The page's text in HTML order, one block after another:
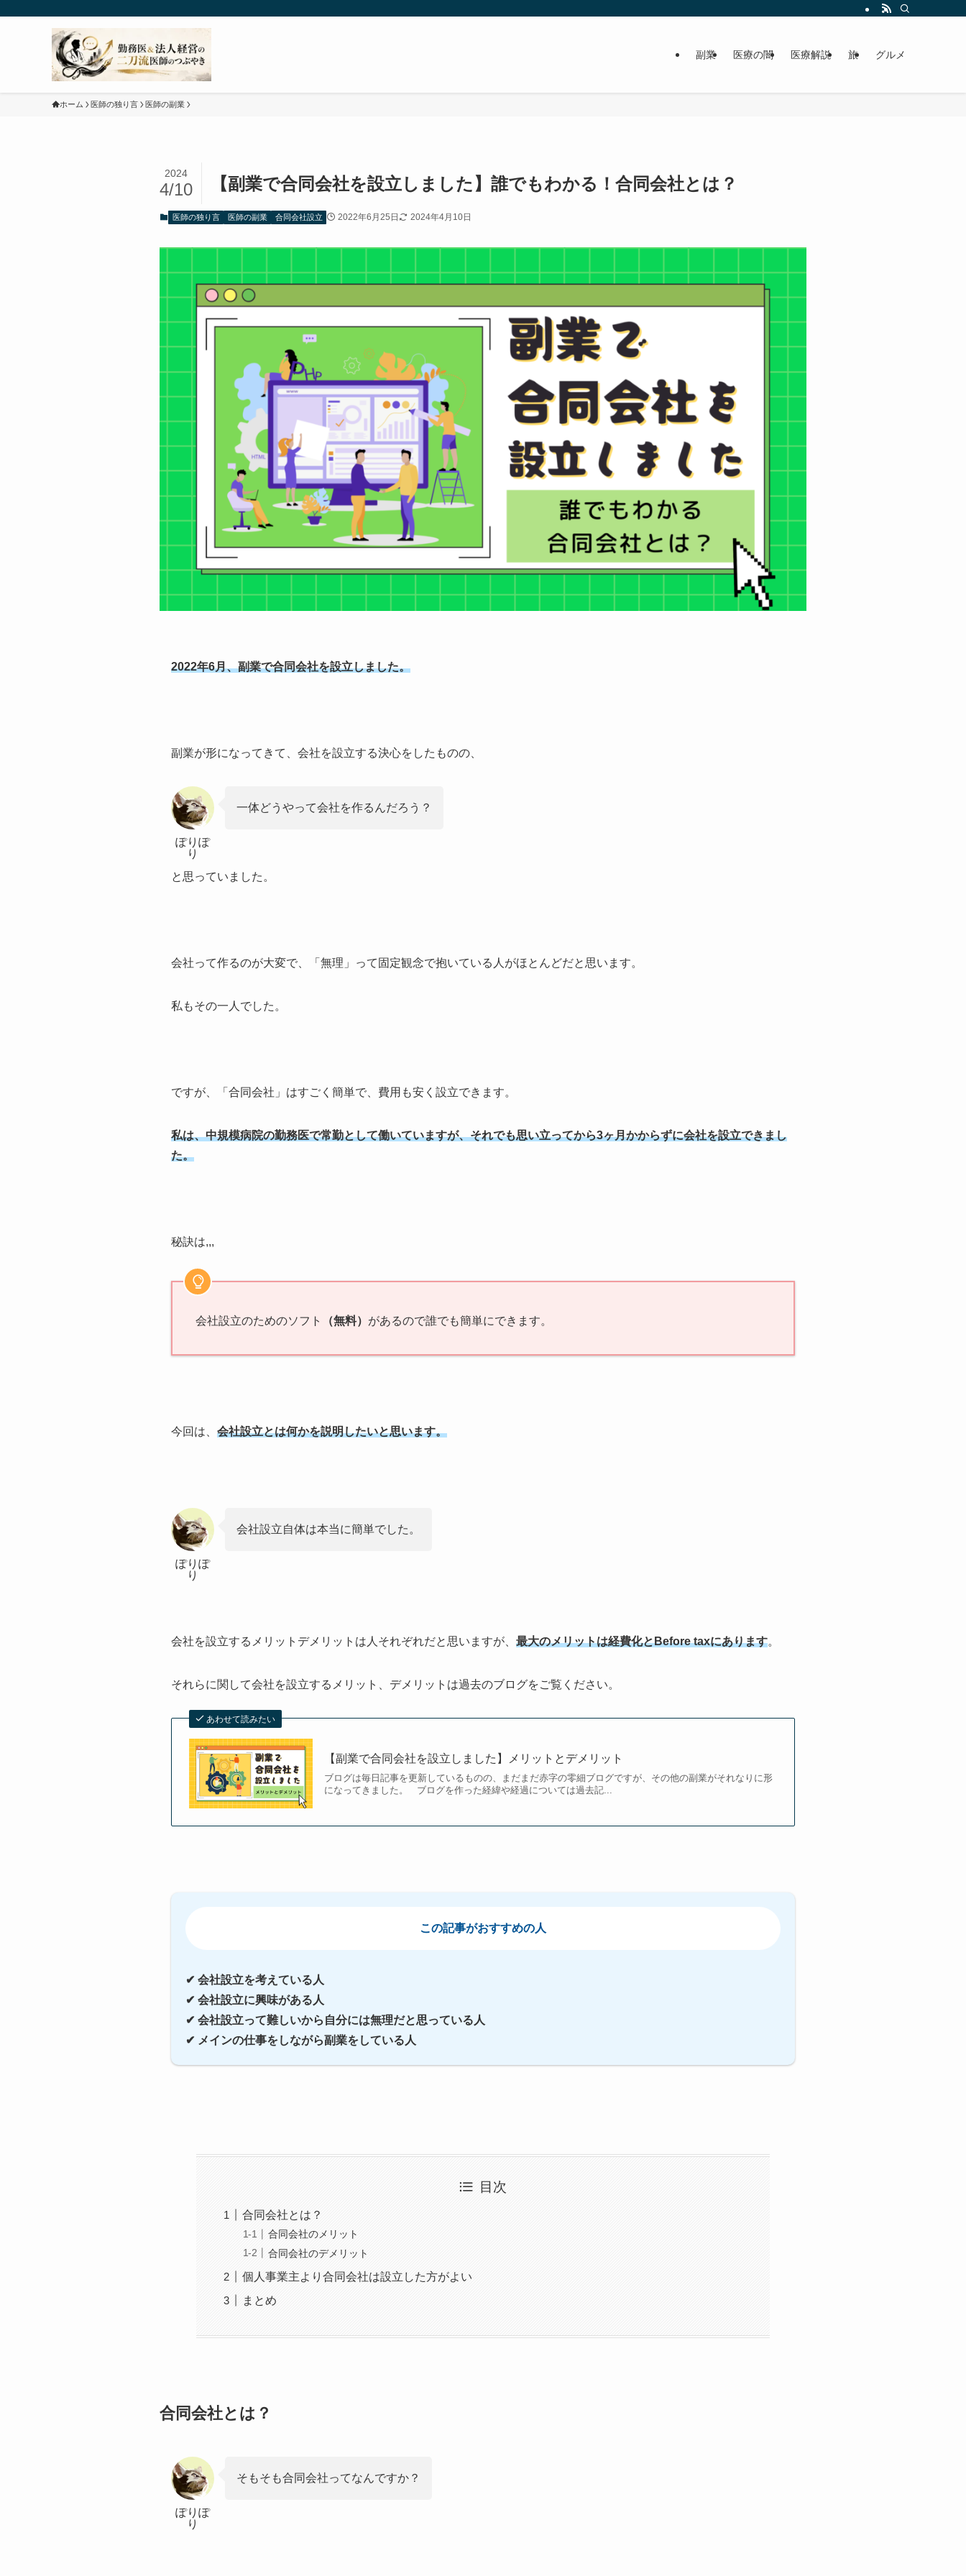
副業 医療の闇 医療解説 旅 グルメ
ホーム 医師の独り言 医師の副業
【副業で合同会社を設立しました】誰でもわかる！合同会社とは？
2024
4/10
医師の独り言 医師の副業 合同会社設立 2022年6月25日 2024年4月10日
2022年6月、副業で合同会社を設立しました。
副業が形になってきて、会社を設立する決心をしたものの、
ぽりぽ
り
一体どうやって会社を作るんだろう？
と思っていました。
会社って作るのが大変で、「無理」って固定観念で抱いている人がほとんどだと思います。
私もその一人でした。
ですが、「合同会社」はすごく簡単で、費用も安く設立できます。
私は、中規模病院の勤務医で常勤として働いていますが、それでも思い立ってから3ヶ月かからずに会社を設立できまし
た。
秘訣は,,,
会社設立のためのソフト （無料） があるので誰でも簡単にできます。
今回は、 会社設立とは何かを説明したいと思います。
ぽりぽ
り
会社設立自体は本当に簡単でした。
会社を設立するメリットデメリットは人それぞれだと思いますが、 最大のメリットは経費化とBefore taxにあります。
それらに関して会社を設立するメリット、デメリットは過去のブログをご覧ください。
あわせて読みたい
【副業で合同会社を設立しました】メリットとデメリット
ブログは毎日記事を更新しているものの、まだまだ赤字の零細ブログですが、その他の副業がそれなりに形
になってきました。 ブログを作った経緯や経過については過去記...
この記事がおすすめの人
✔︎ 会社設立を考えている人
✔︎ 会社設立に興味がある人
✔︎ 会社設立って難しいから自分には無理だと思っている人
✔︎ メインの仕事をしながら副業をしている人
目次
合同会社とは？
合同会社のメリット
合同会社のデメリット
個人事業主より合同会社は設立した方がよい
まとめ
合同会社とは？
ぽりぽ
り
そもそも合同会社ってなんですか？